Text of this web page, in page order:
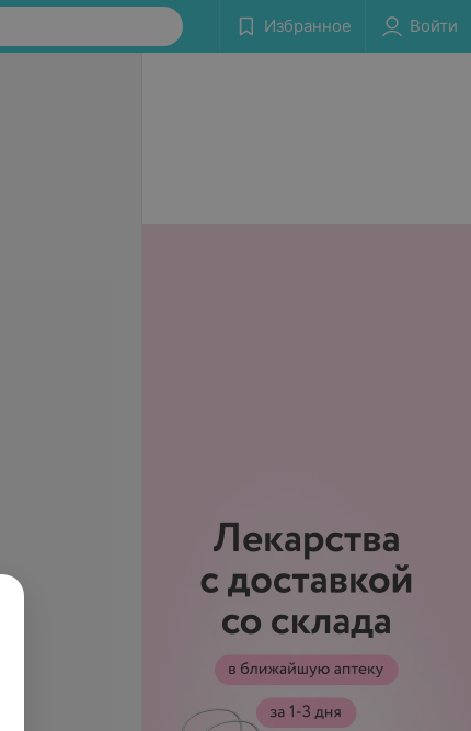
Избранное Войти